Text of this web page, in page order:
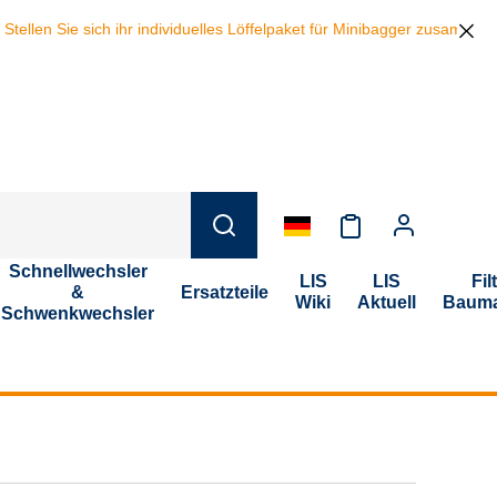
Sie sich ihr individuelles Löffelpaket für Minibagger zusammen
Schnellwechsler
&
Schwenkwechsler
Ersatzteile
LIS
Wiki
LIS
Aktuell